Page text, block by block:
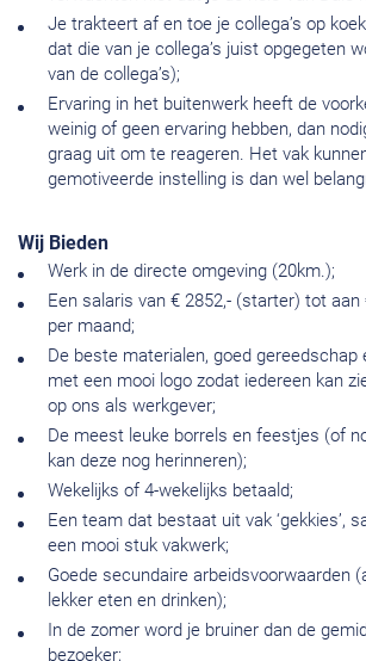
Je trakteert af en toe je collega’s op
dat die van je collega’s juist opgegeten
van de collega’s);
Ervaring in het buitenwerk heeft de
weinig of geen ervaring hebben, dan
graag uit om te reageren. Het vak
gemotiveerde instelling is dan wel
Wij Bieden
Werk in de directe omgeving (20km.);
Een salaris van € 2852,- (starter) tot aan
per maand;
De beste materialen, goed gereedschap
met een mooi logo zodat iedereen kan
op ons als werkgever;
De meest leuke borrels en feestjes (of
kan deze nog herinneren);
Wekelijks of 4-wekelijks betaald;
Een team dat bestaat uit vak ‘gekkies’,
een mooi stuk vakwerk;
Goede secundaire arbeidsvoorwaarden
lekker eten en drinken);
In de zomer word je bruiner dan de
bezoeker;